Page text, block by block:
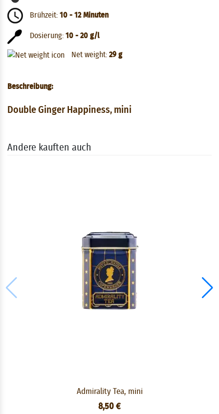
Brühzeit: 10 - 12 Minuten
Dosierung: 10 - 20 g/l
Net weight: 29 g
Beschreibung:
Double Ginger Happiness, mini
Andere kauften auch
Admirality Tea, mini
8,50 €